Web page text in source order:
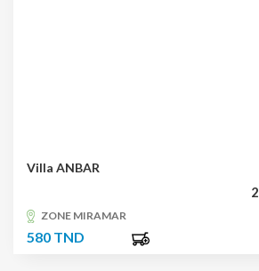
Villa ANBAR
2
ZONE MIRAMAR
580 TND